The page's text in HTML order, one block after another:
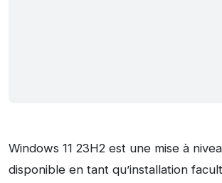
Windows 11 23H2 est une mise à
disponible en tant qu’installation